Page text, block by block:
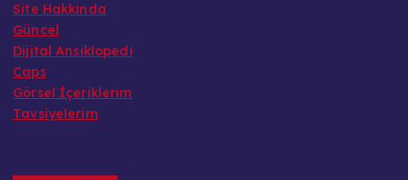
Site Hakkında
Güncel
Dijital Ansiklopedi
Caps
Görsel İçeriklerim
Tavsiyelerim